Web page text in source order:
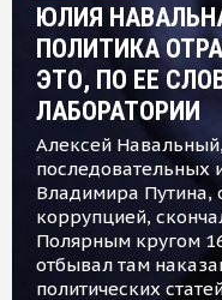
ЮЛИЯ
ПОЛИТИКА
ЭТО, ПО ЕЕ
ЛАБОРАТОРИИ
Алексей
последовательных
Владимира Путина,
коррупцией,
Полярным кругом
отбывал там
политических